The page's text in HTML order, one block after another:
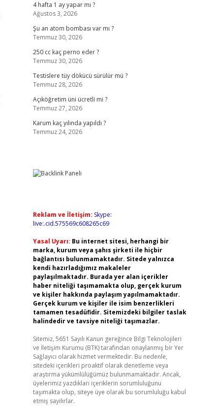
4 hafta 1 ay yapar mı ?
Ağustos 3, 2026
Şu an atom bombası var mı ?
Temmuz 30, 2026
250 cc kaç perno eder ?
Temmuz 30, 2026
Testislere tüy dökücü sürülür mü ?
Temmuz 28, 2026
Açıköğretim üni ücretli mi ?
Temmuz 27, 2026
Karum kaç yılında yapıldı ?
Temmuz 24, 2026
Reklam ve İletişim: Skype:
live:.cid.575569c608265c69
Yasal Uyarı: Bu internet sitesi, herhangi bir
marka, kurum veya şahıs şirketi ile hiçbir
bağlantısı bulunmamaktadır. Sitede yalnızca
kendi hazırladığımız makaleler
paylaşılmaktadır. Burada yer alan içerikler
haber niteliği taşımamakta olup, gerçek kurum
ve kişiler hakkında paylaşım yapılmamaktadır.
Gerçek kurum ve kişiler ile isim benzerlikleri
tamamen tesadüfidir. Sitemizdeki bilgiler taslak
halindedir ve tavsiye niteliği taşımazlar.
Sitemiz, 5651 Sayılı Kanun gereğince Bilgi Teknolojileri
ve İletişim Kurumu (BTK) tarafından onaylanmış bir Yer
Sağlayıcı olarak hizmet vermektedir. Bu nedenle,
sitedeki içerikleri proaktif olarak denetleme veya
araştırma yükümlülüğümüz bulunmamaktadır. Ancak,
üyelerimiz yazdıkları içeriklerin sorumluluğunu
taşımakta olup, siteye üye olarak bu sorumluluğu kabul
etmiş sayılırlar.